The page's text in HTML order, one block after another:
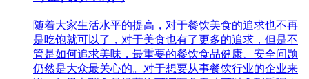
随着大家生活水平的提高，对于餐饮美食的追求也不再
是吃饱就可以了，对于美食也有了更多的追求，但是不
管是如何追求美味，最重要的餐饮食品健康、安全问题
仍然是大众最关心的。对于想要从事餐饮行业的企业来